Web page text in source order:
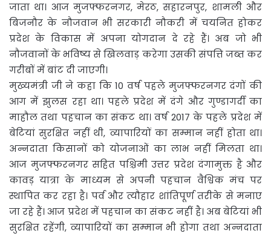
जाता था। आज मुजफ्फरनगर, मेरठ, सहारनपुर, शामली और
बिजनौर के नौजवान भी सरकारी नौकरी में चयनित होकर
प्रदेश के विकास में अपना योगदान दे रहे हैं। अब जो भी
नौजवानों के भविष्य से खिलवाड़ करेगा उसकी संपत्ति जब्त कर
गरीबों में बांट दी जाएगी।
मुख्यमंत्री जी ने कहा कि 10 वर्ष पहले मुजफ्फरनगर दंगों की
आग में झुलस रहा था। पहले प्रदेश में दंगे और गुण्डागर्दी का
माहौल तथा पहचान का संकट था। वर्ष 2017 के पहले प्रदेश में
बेटियां सुरक्षित नहीं थी, व्यापारियों का सम्मान नहीं होता था।
अन्नदाता किसानों को योजनाओं का लाभ नहीं मिलता था।
आज मुजफ्फरनगर सहित पश्चिमी उत्तर प्रदेश दंगामुक्त है और
कावड़ यात्रा के माध्यम से अपनी पहचान वैश्विक मंच पर
स्थापित कर रहा है। पर्व और त्यौहार शांतिपूर्ण तरीके से मनाए
जा रहे हैं। आज प्रदेश में पहचान का संकट नहीं है। अब बेटियां भी
सुरक्षित रहेंगी, व्यापारियों का सम्मान भी होगा तथा अन्नदाता